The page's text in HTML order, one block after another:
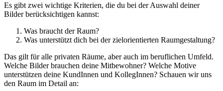
Es gibt zwei wichtige Kriterien, die du bei der Auswahl deiner
Bilder berücksichtigen kannst:
Was braucht der Raum?
Was unterstützt dich bei der zielorientierten Raumgestaltung?
Das gilt für alle privaten Räume, aber auch im beruflichen Umfeld.
Welche Bilder brauchen deine Mitbewohner? Welche Motive
unterstützen deine KundInnen und KollegInnen? Schauen wir uns
den Raum im Detail an: